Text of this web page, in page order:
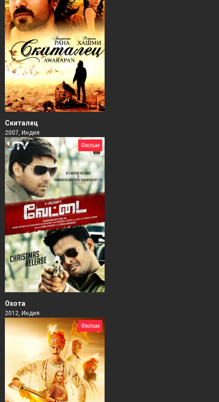
Скиталец
2007, Индия
Фильм
Охота
2012, Индия
Фильм